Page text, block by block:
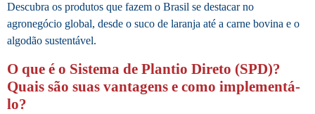
Descubra os produtos que fazem o Brasil se destacar no
agronegócio global, desde o suco de laranja até a carne bovina e o
algodão sustentável.
O que é o Sistema de Plantio Direto (SPD)?
Quais são suas vantagens e como implementá-
lo?